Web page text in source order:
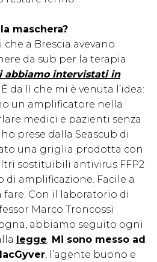
maschera?
che a Brescia avevano
da sub per la terapia
abbiamo intervistati in
da lì che mi è venuta l’idea:
un amplificatore nella
medici e pazienti senza
prese dalla Seascub di
una griglia prodotta con
sostituibili antivirus FFP2
di amplificazione. Facile a
fare. Con il laboratorio di
Marco Troncossi
abbiamo seguito ogni
legge. Mi sono messo ad
, l’agente buono e